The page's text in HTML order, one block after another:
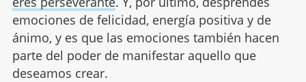
emociones de felicidad, energía positiva y de
ánimo, y es que las emociones también hacen
parte del poder de manifestar aquello que
deseamos crear.